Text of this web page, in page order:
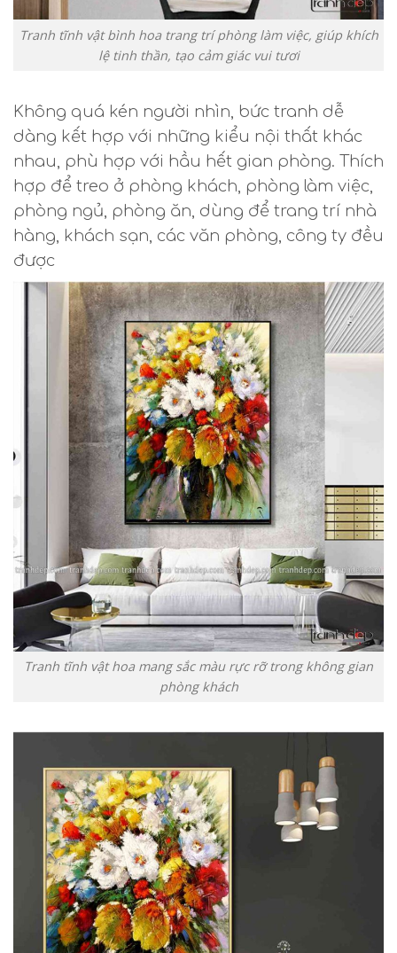
Tranh tĩnh vật bình hoa trang trí phòng làm việc, giúp khích
lệ tinh thần, tạo cảm giác vui tươi
Không quá kén người nhìn, bức tranh dễ
dàng kết hợp với những kiểu nội thất khác
nhau, phù hợp với hầu hết gian phòng. Thích
hợp để treo ở phòng khách, phòng làm việc,
phòng ngủ, phòng ăn, dùng để trang trí nhà
hàng, khách sạn, các văn phòng, công ty đều
được
Tranh tĩnh vật hoa mang sắc màu rực rỡ trong không gian
phòng khách